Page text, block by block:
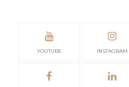
YOUTUBE INSTAGRAM